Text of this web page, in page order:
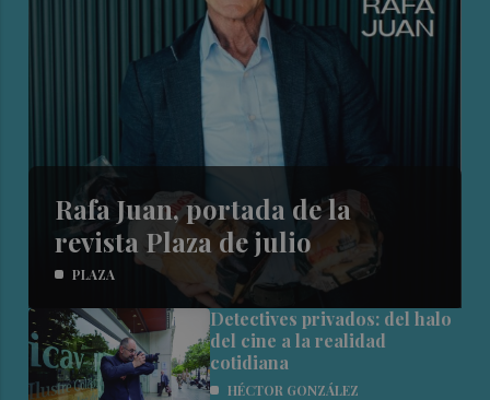
Rafa Juan, portada de la
revista Plaza de julio
PLAZA
Detectives privados: del halo
del cine a la realidad
cotidiana
HÉCTOR GONZÁLEZ